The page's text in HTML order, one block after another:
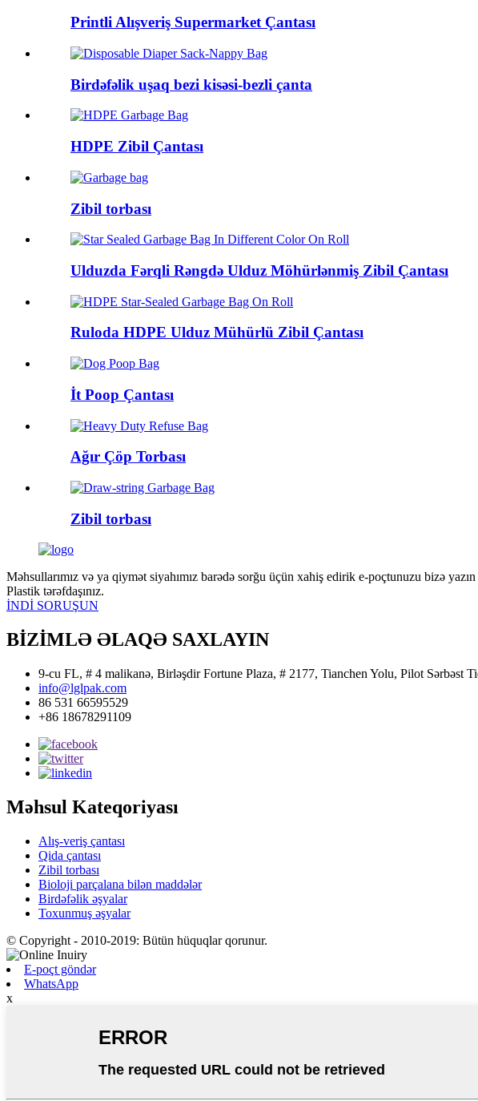
Printli Alışveriş Supermarket Çantası
Birdəfəlik uşaq bezi kisəsi-bezli çanta
HDPE Zibil Çantası
Zibil torbası
Ulduzda Fərqli Rəngdə Ulduz Möhürlənmiş Zibil Çantası
Ruloda HDPE Ulduz Mühürlü Zibil Çantası
İt Poop Çantası
Ağır Çöp Torbası
Zibil torbası
Məhsullarımız və ya qiymət siyahımız barədə sorğu üçün xahiş edirik e-poçtunuzu bizə
Plastik tərəfdaşınız.
İNDİ SORUŞUN
BİZİMLƏ ƏLAQƏ SAXLAYIN
9-cu FL, # 4 malikanə, Birləşdir Fortune Plaza, # 2177, Tianchen Yolu, Pilot Sərbəst
info@lglpak.com
86 531 66595529
+86 18678291109
Məhsul Kateqoriyası
Alış-veriş çantası
Qida çantası
Zibil torbası
Bioloji parçalana bilən maddələr
Birdəfəlik əşyalar
Toxunmuş əşyalar
© Copyright - 2010-2019: Bütün hüquqlar qorunur.
E-poçt göndər
WhatsApp
x